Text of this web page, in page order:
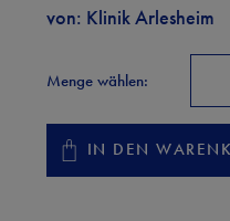
von: Klinik Arlesheim
Menge wählen:
IN DEN